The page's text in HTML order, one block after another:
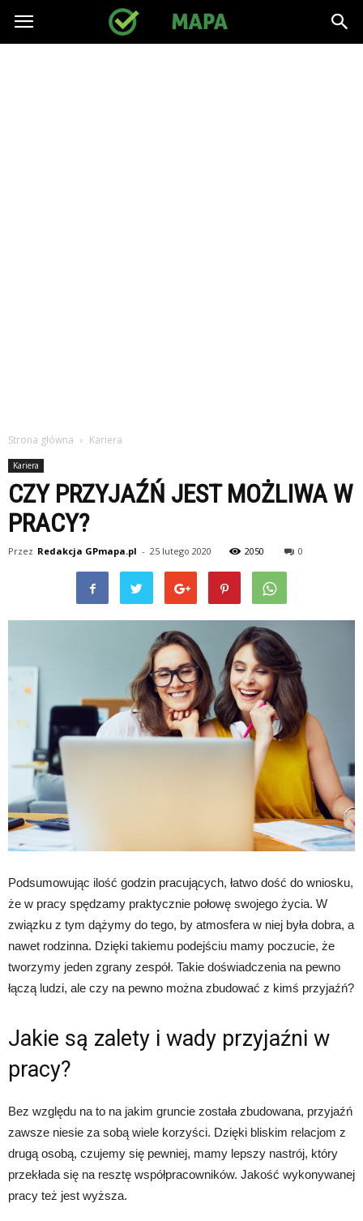
gpmapa.pl
Strona główna Kariera
Kariera
CZY PRZYJAŹŃ JEST MOŻLIWA W
PRACY?
Przez Redakcja GPmapa.pl - 25 lutego 2020 2050 0
Podsumowując ilość godzin pracujących, łatwo dość do wniosku,
że w pracy spędzamy praktycznie połowę swojego życia. W
związku z tym dążymy do tego, by atmosfera w niej była dobra, a
nawet rodzinna. Dzięki takiemu podejściu mamy poczucie, że
tworzymy jeden zgrany zespół. Takie doświadczenia na pewno
łączą ludzi, ale czy na pewno można zbudować z kimś przyjaźń?
Jakie są zalety i wady przyjaźni w
pracy?
Bez względu na to na jakim gruncie została zbudowana, przyjaźń
zawsze niesie za sobą wiele korzyści. Dzięki bliskim relacjom z
drugą osobą, czujemy się pewniej, mamy lepszy nastrój, który
przekłada się na resztę współpracowników. Jakość wykonywanej
pracy też jest wyższa.